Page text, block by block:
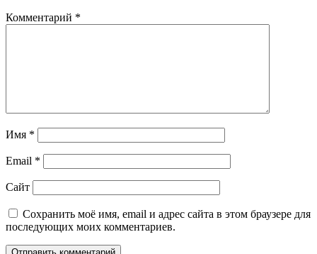
Комментарий *
Имя *
Email *
Сайт
Сохранить моё имя, email и адрес сайта в этом браузере для
последующих моих комментариев.